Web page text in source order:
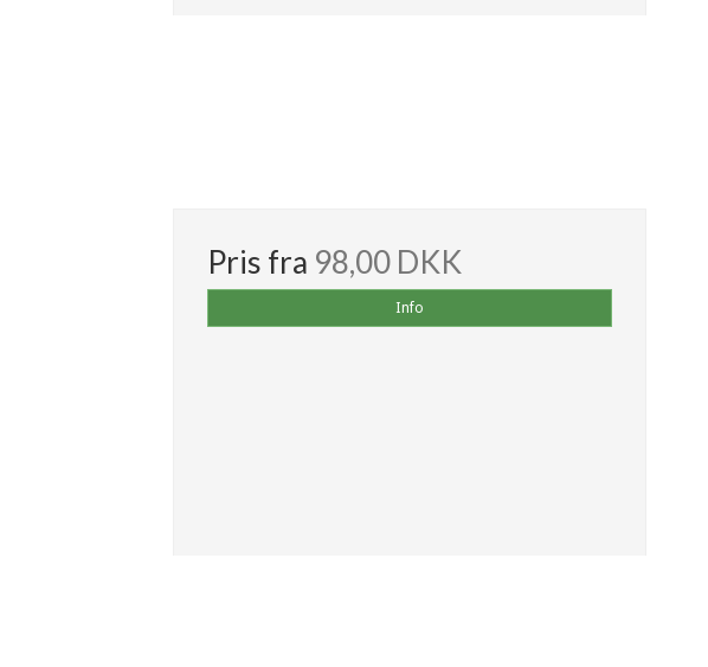
Pris fra 98,00 DKK
Info